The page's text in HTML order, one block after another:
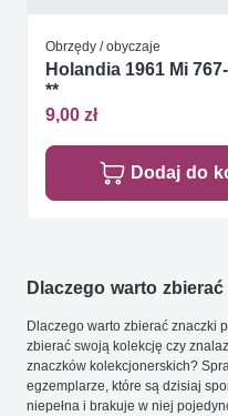
Obrzędy / obyczaje
Holandia 1961 Mi
**
9,00 zł
Dodaj do
Dlaczego warto
Dlaczego warto zbierać znaczki
zbierać swoją kolekcję czy
znaczków kolekcjonerskich?
egzemplarze, które są dzisiaj
niepełna i brakuje w niej